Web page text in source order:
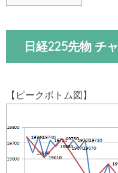
日経225先物 チ
【ピークボトム図】